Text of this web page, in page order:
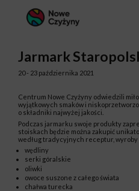
Jarmark
20 - 23 października 2021
Centrum Nowe Czyżyny odwiedzili
wyjątkowych smaków i
o składniki najwyżej jakości.
Podczas jarmarku swoje produkty
stoiskach będzie można zakupić
według tradycyjnych receptur, wyroby
wędliny
serki góralskie
oliwki
owoce suszone z całego świata
chałwa turecka